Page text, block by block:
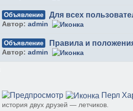
Объявление Для всех
Автор: admin
Объявление Правила и
Автор: admin
Перл
история двух друзей — летчиков.